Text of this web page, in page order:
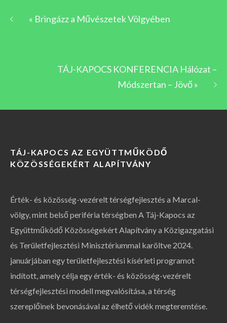
« Bringázz a Művészetek Völgyében
TÁJ-KAPOCS KONFERENCIA Hálózat –
Módszertan – Jövő»
TÁJ-KAPOCS AZ EGYÜTTMŰKÖDŐ
KÖZÖSSÉGEKÉRT ALAPÍTVÁNY
Érték- és közösség-vezérelt térségfejlesztés a Marcal-
völgy, mint belső periféria térségben A Táj-Kapocs az
Együttműködő Közösségekért Alapítvány a Közigazgatási
és Területfejlesztési Minisztériummal karöltve 2024.
januárjában egy területfejlesztési kísérleti programot
indított, amely célja egy érték- és közösség-vezérelt
térségfejlesztési modell megvalósítása, a térség
szereplőinek bevonásával az élhető vidék megteremtése.